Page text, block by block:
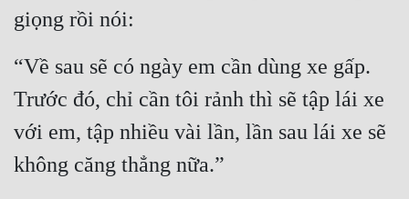
Sắc
Sủng
Thanh Xuân
Tiên Hiệp
Tiểu Thuyết
giọng rồi nói:
“Về sau sẽ có ngày em cần dùng xe gấp.
Trước đó, chỉ cần tôi rảnh thì sẽ tập lái xe
với em, tập nhiều vài lần, lần sau lái xe sẽ
không căng thẳng nữa.”